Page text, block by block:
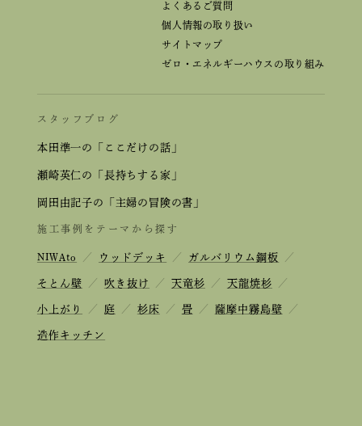
よくあるご質問
個人情報の取り扱い
サイトマップ
ゼロ・エネルギーハウスの取り組み
スタッフブログ
本田準一の「ここだけの話」
瀬崎英仁の「長持ちする家」
岡田由記子の「主婦の冒険の書」
施工事例をテーマから探す
NIWAto ／ ウッドデッキ ／ ガルバリウム鋼板 ／
そとん壁 ／ 吹き抜け ／ 天竜杉 ／ 天龍焼杉 ／
小上がり ／ 庭 ／ 杉床 ／ 畳 ／ 薩摩中霧島壁 ／
造作キッチン